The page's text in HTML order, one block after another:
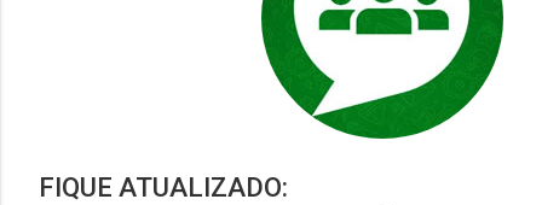
FIQUE ATUALIZADO: